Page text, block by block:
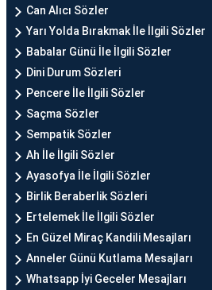
Can Alıcı Sözler
Yarı Yolda Bırakmak İle İlgili Sözler
Babalar Günü İle İlgili Sözler
Dini Durum Sözleri
Pencere İle İlgili Sözler
Saçma Sözler
Sempatik Sözler
Ah İle İlgili Sözler
Ayasofya İle İlgili Sözler
Birlik Beraberlik Sözleri
Ertelemek İle İlgili Sözler
En Güzel Miraç Kandili Mesajları
Anneler Günü Kutlama Mesajları
Whatsapp İyi Geceler Mesajları